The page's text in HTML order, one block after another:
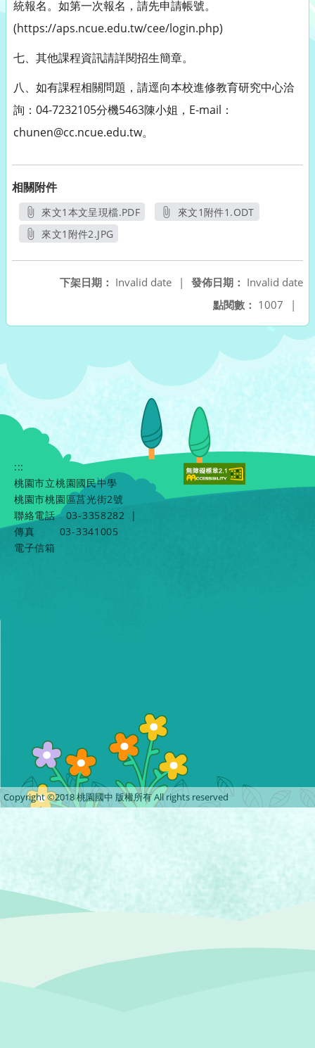
統報名。如第一次報名，請先申請帳號。
(https://aps.ncue.edu.tw/cee/login.php)
七、其他課程資訊請詳閱招生簡章。
八、如有課程相關問題，請逕向本校進修教育研究中心洽
詢：04-7232105分機5463陳小姐，E-mail：
chunen@cc.ncue.edu.tw。
相關附件
來文1本文呈現檔.PDF
另開新視窗
來文1附件1.ODT
來文1附件2.JPG
發佈日期： Invalid date
下架日期： Invalid date
|
點閱數： 1007 |
:::
桃園市立桃園國民中學
桃園市桃園區莒光街2號
聯絡電話
03-3358282
|
傳真
03-3341005
電子信箱
Copyright ©2018 桃園國中 版權所有 All rights reserved